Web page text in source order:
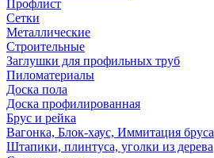
Профлист
Сетки
Металлические
Строительные
Заглушки для профильных труб
Пиломатериалы
Доска пола
Доска профилированная
Брус и рейка
Вагонка, Блок-хаус, Иммитация бруса
Штапики, плинтуса, уголки из дерева